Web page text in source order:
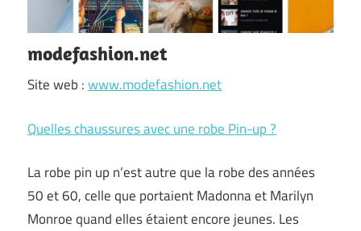
modefashion.net
Site web :www.modefashion.net
Quelles chaussures avec une robe Pin-up ?
La robe pin up n’est autre que la robe des années
50 et 60, celle que portaient Madonna et Marilyn
Monroe quand elles étaient encore jeunes. Les